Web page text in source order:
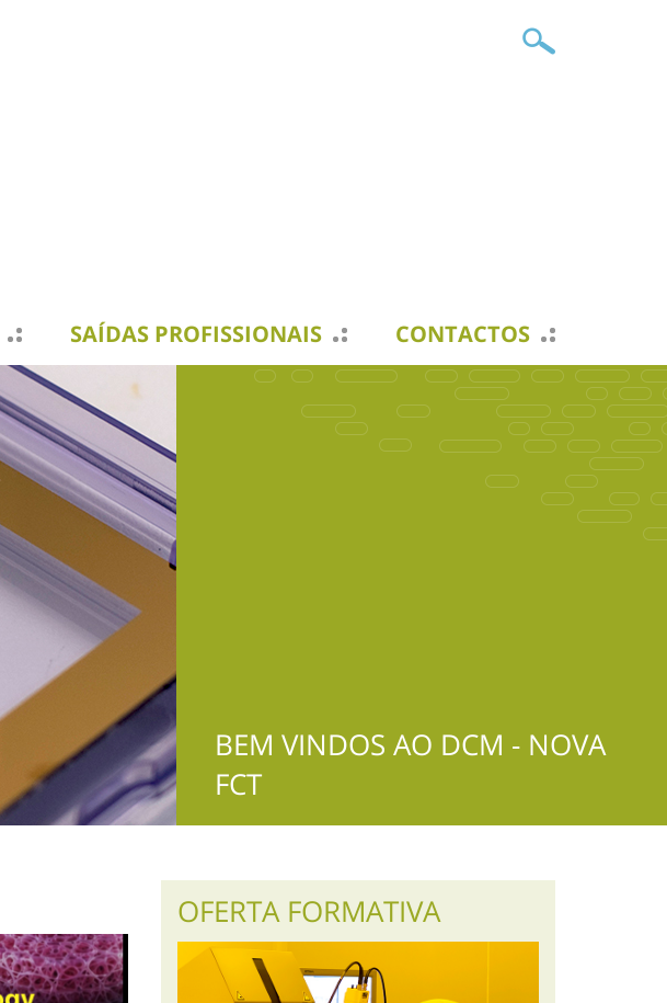
SAÍDAS PROFISSIONAIS CONTACTOS
BEM VINDOS AO DCM - NOVA
FCT
OFERTA FORMATIVA